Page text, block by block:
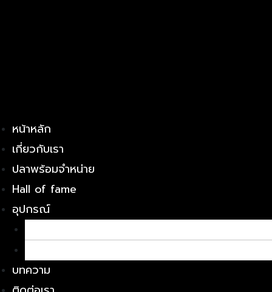
หน้าหลัก
เกี่ยวกับเรา
ปลาพร้อมจำหน่าย
Hall of fame
อุปกรณ์
บทความ